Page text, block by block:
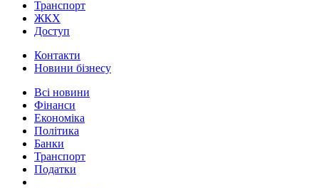
Транспорт
ЖКХ
Доступ
Контакти
Новини бізнесу
Всі новини
Фінанси
Економіка
Політика
Банки
Транспорт
Податки